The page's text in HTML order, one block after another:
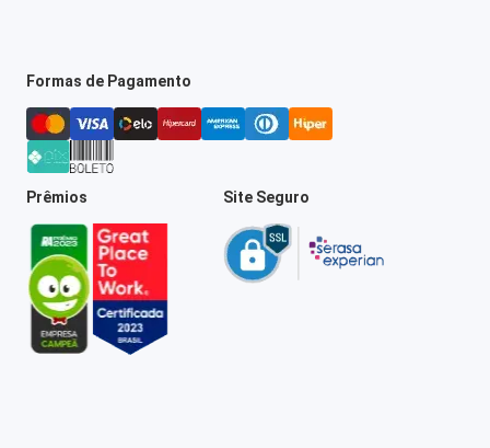
Formas de Pagamento
Prêmios Site Seguro